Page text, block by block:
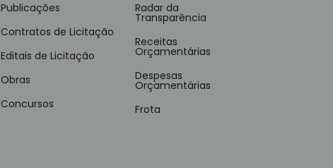
Publicações
Contratos de Licitação
Editais de Licitação
Obras
Concursos
Radar da
Transparência
Receitas
Orçamentárias
Despesas
Orçamentárias
Frota